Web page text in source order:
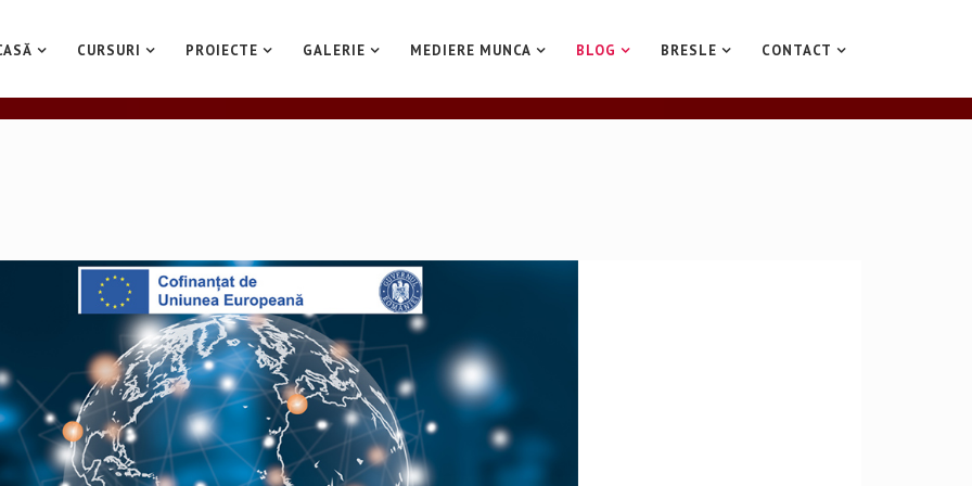
CURSURI PROIECTE GALERIE MEDIERE MUNCA BLOG BRESLE CONTACT